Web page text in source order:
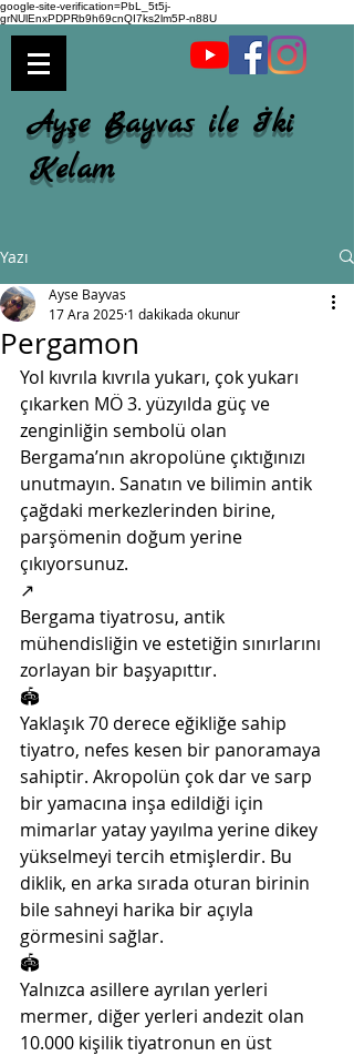
google-site-verification=PbL_5t5j-
grNUlEnxPDPRb9h69cnQI7ks2lm5P-n88U
Ayşe Bayvas ile İki
Kelam
Yazı
Pergamon
Ayse Bayvas
17 Ara 2025 1 dakikada okunur
Yol kıvrıla kıvrıla yukarı, çok yukarı
çıkarken MÖ 3. yüzyılda güç ve
zenginliğin sembolü olan
Bergama’nın akropolüne çıktığınızı
unutmayın. Sanatın ve bilimin antik
çağdaki merkezlerinden birine,
parşömenin doğum yerine
çıkıyorsunuz.
↗️
Bergama tiyatrosu, antik
mühendisliğin ve estetiğin sınırlarını
zorlayan bir başyapıttır.
🏟️
Yaklaşık 70 derece eğikliğe sahip
tiyatro, nefes kesen bir panoramaya
sahiptir. Akropolün çok dar ve sarp
bir yamacına inşa edildiği için
mimarlar yatay yayılma yerine dikey
yükselmeyi tercih etmişlerdir. Bu
diklik, en arka sırada oturan birinin
bile sahneyi harika bir açıyla
görmesini sağlar.
🏟️
Yalnızca asillere ayrılan yerleri
mermer, diğer yerleri andezit olan
10.000 kişilik tiyatronun en üst